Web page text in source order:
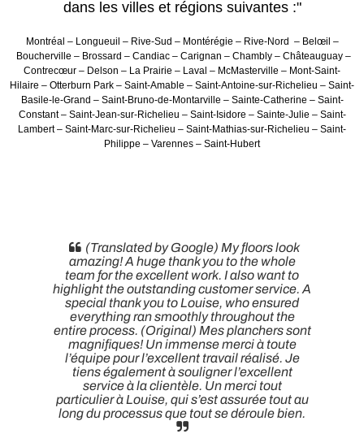
dans les villes et régions suivantes :"
Montréal – Longueuil – Rive-Sud – Montérégie – Rive-Nord – Belœil –
Boucherville – Brossard – Candiac – Carignan – Chambly – Châteauguay –
Contrecœur – Delson – La Prairie – Laval – McMasterville – Mont-Saint-
Hilaire – Otterburn Park – Saint-Amable – Saint-Antoine-sur-Richelieu – Saint-
Basile-le-Grand – Saint-Bruno-de-Montarville – Sainte-Catherine – Saint-
Constant – Saint-Jean-sur-Richelieu – Saint-Isidore – Sainte-Julie – Saint-
Lambert – Saint-Marc-sur-Richelieu – Saint-Mathias-sur-Richelieu – Saint-
Philippe – Varennes – Saint-Hubert
(Translated by Google) My floors look
amazing! A huge thank you to the whole
team for the excellent work. I also want to
highlight the outstanding customer service. A
special thank you to Louise, who ensured
everything ran smoothly throughout the
entire process. (Original) Mes planchers sont
magnifiques! Un immense merci à toute
l’équipe pour l’excellent travail réalisé. Je
tiens également à souligner l’excellent
service à la clientèle. Un merci tout
particulier à Louise, qui s’est assurée tout au
long du processus que tout se déroule bien.